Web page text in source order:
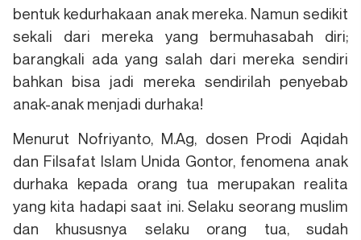
bentuk kedurhakaan anak mereka. Namun sedikit
sekali dari mereka yang bermuhasabah diri;
barangkali ada yang salah dari mereka sendiri
bahkan bisa jadi mereka sendirilah penyebab
anak-anak menjadi durhaka!
Menurut Nofriyanto, M.Ag, dosen Prodi Aqidah
dan Filsafat Islam Unida Gontor, fenomena anak
durhaka kepada orang tua merupakan realita
yang kita hadapi saat ini. Selaku seorang muslim
dan khususnya selaku orang tua, sudah